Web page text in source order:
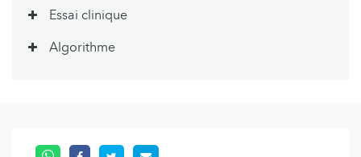
Essai clinique
Algorithme